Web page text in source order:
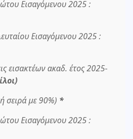
Εισαγόμενου 2025 :
Εισαγόμενου 2025 :
εισακτέων ακαδ. έτος 2025-
σειρά με 90%) *
Εισαγόμενου 2025 :